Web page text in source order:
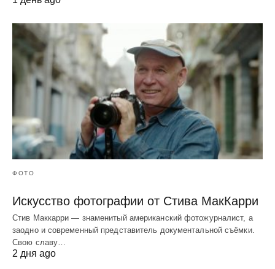
ФОТО
Искусство фотографии от Стива МакКарри
Стив Маккарри — знаменитый американский фотожурналист, а
заодно и современный представитель документальной съёмки.
Свою славу…
2 дня ago